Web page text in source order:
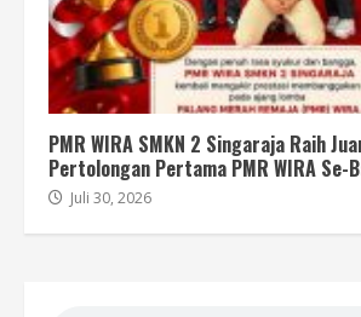
PMR WIRA SMKN 2 Singaraja Raih
Pertolongan Pertama PMR WIRA Se-
Juli 30, 2026